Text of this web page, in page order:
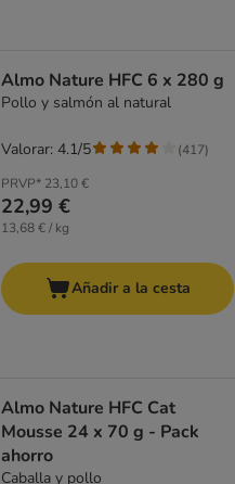
Almo Nature HFC 6 x 280 g
Pollo y salmón al natural
PRVP* 23,10 €
22,99 €
13,68 € / kg
Valorar: 4.1/5 (417)
Añadir a la cesta
Almo Nature HFC Cat
Mousse 24 x 70 g - Pack
ahorro
Caballa y pollo